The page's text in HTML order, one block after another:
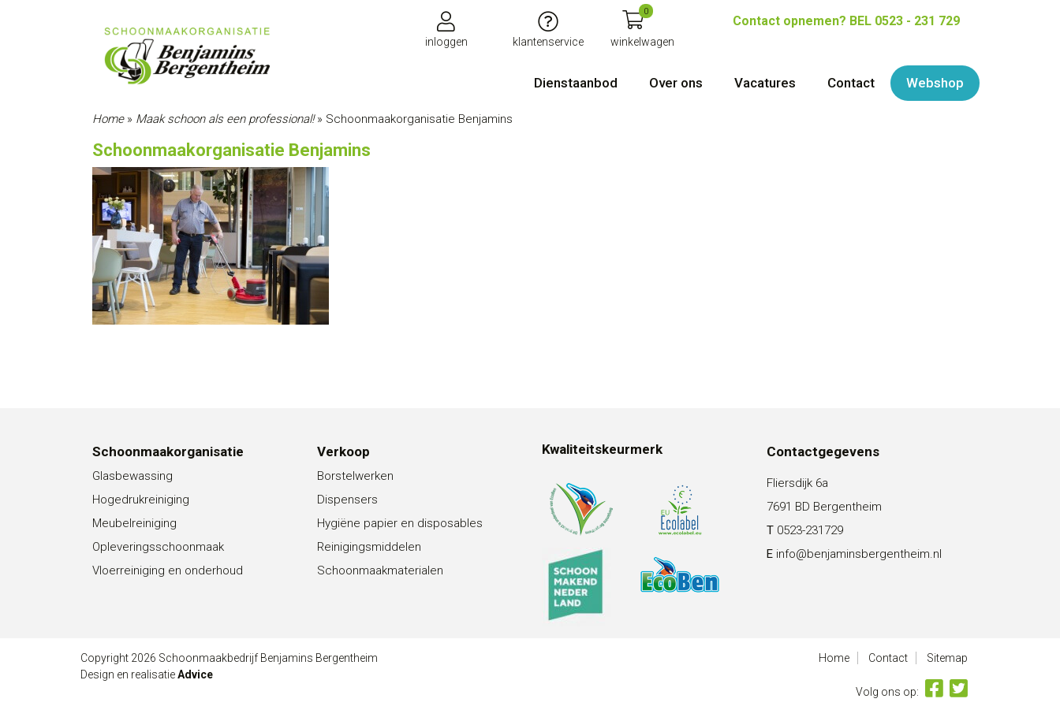
inloggen klantenservice
0
winkelwagen
Contact opnemen? BEL 0523 - 231 729
Dienstaanbod Over ons Vacatures Contact Webshop
Home» Maak schoon als een professional!» Schoonmaakorganisatie Benjamins
Schoonmaakorganisatie Benjamins
Schoonmaakorganisatie
Glasbewassing
Hogedrukreiniging
Meubelreiniging
Opleveringsschoonmaak
Vloerreiniging en onderhoud
Verkoop
Borstelwerken
Dispensers
Hygiëne papier en disposables
Reinigingsmiddelen
Schoonmaakmaterialen
Kwaliteitskeurmerk Contactgegevens
Fliersdijk 6a
7691 BD Bergentheim
T 0523-231729
E info@benjaminsbergentheim.nl
Copyright 2026 Schoonmaakbedrijf Benjamins Bergentheim
Design en realisatieAdvice
Home Contact Sitemap
Volg ons op: